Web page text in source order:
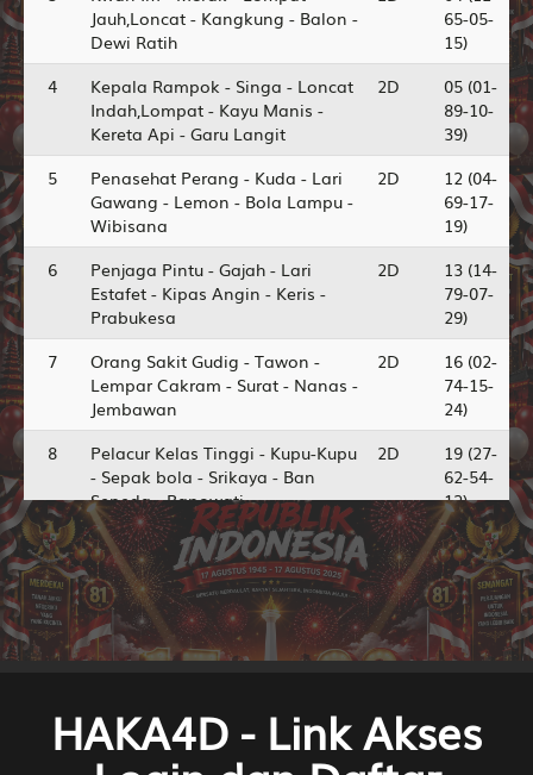
Jauh,Loncat - Kangkung - Balon -
Dewi Ratih
65-05-
15)
4
Kepala Rampok - Singa - Loncat
Indah,Lompat - Kayu Manis -
Kereta Api - Garu Langit
2D
05 (01-
89-10-
39)
5
Penasehat Perang - Kuda - Lari
Gawang - Lemon - Bola Lampu -
Wibisana
2D
12 (04-
69-17-
19)
6
Penjaga Pintu - Gajah - Lari
Estafet - Kipas Angin - Keris -
Prabukesa
2D
13 (14-
79-07-
29)
7
Orang Sakit Gudig - Tawon -
Lempar Cakram - Surat - Nanas -
Jembawan
2D
16 (02-
74-15-
24)
8
Pelacur Kelas Tinggi - Kupu-Kupu
- Sepak bola - Srikaya - Ban
Sepeda - Banowati
2D
19 (27-
62-54-
12)
9
Istri Sejati - Lalat - Volley
Ball,Voli - Palu - Ban Mobil -
Setiawati
2D
20 (06-
72-19-
22)
10
Peti Mati - Capung - Tenis -
Terong - Harmonika - Arjuna
2D
22 (21-
70-50-
11
Raja - Naga - Hockey -
Ganggang - Mesin Jahit - Samiaji
2D
26 (31-
90-80-
HAKA4D - Link Akses